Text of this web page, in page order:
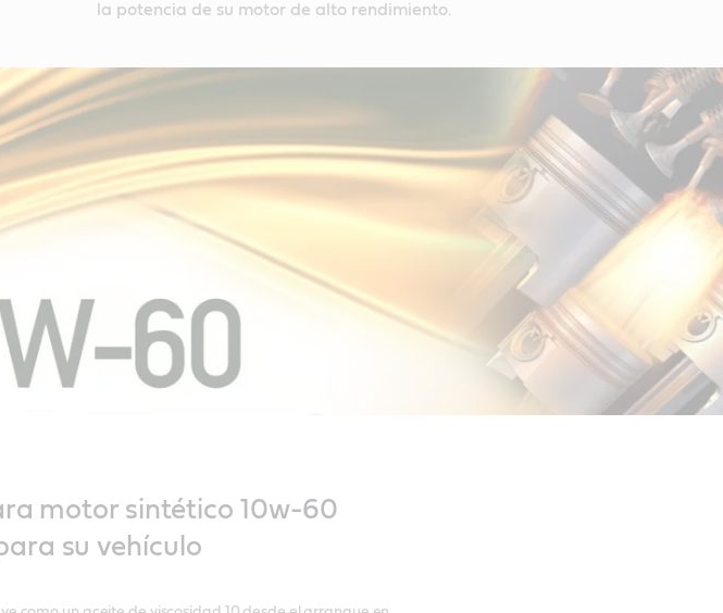
la potencia de su motor de alto rendimiento.
motor sintético 10w-60
su vehículo